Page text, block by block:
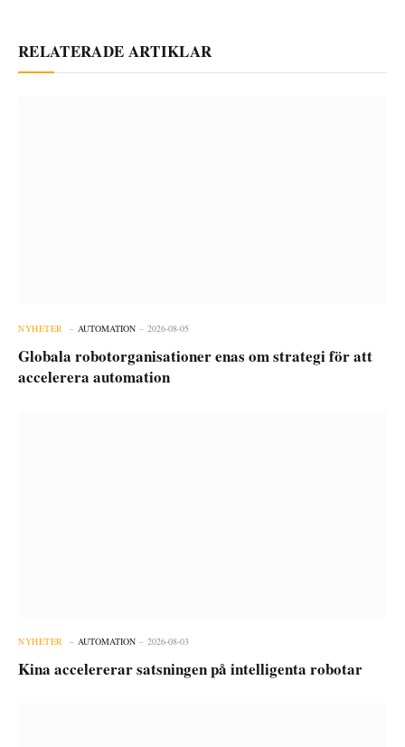
RELATERADE ARTIKLAR
NYHETER AUTOMATION 2026-08-05
Globala robotorganisationer enas om strategi för att
accelerera automation
NYHETER AUTOMATION 2026-08-03
Kina accelererar satsningen på intelligenta robotar